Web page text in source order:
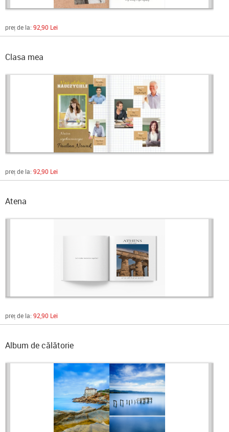
preț de la: 92,90 Lei
Clasa mea
preț de la: 92,90 Lei
Atena
preț de la: 92,90 Lei
Album de călătorie